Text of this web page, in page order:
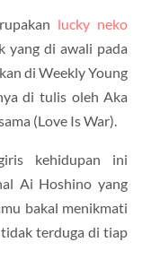
lucky neko
yang di awali pada
di Weekly Young
di tulis oleh Aka
(Love Is War).
kehidupan ini
Ai Hoshino yang
bakal menikmati
terduga di tiap